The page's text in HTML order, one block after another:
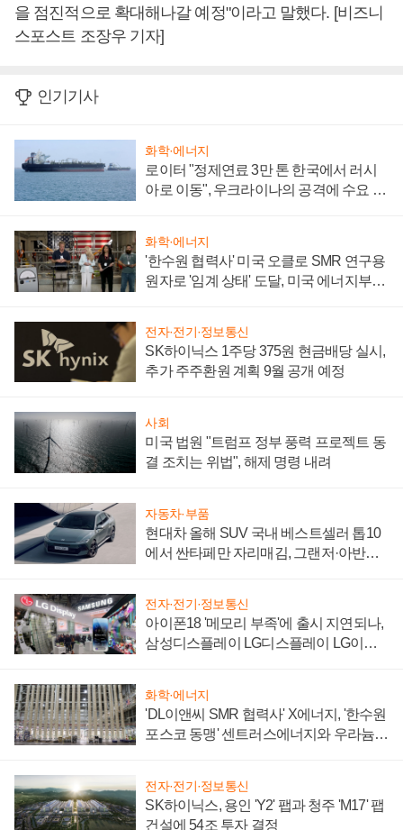
을 점진적으로 확대해나갈 예정"이라고 말했다. [비즈니
스포스트 조장우 기자]
인기기사
화학·에너지
로이터 "정제연료 3만 톤 한국에서 러시
아로 이동", 우크라이나의 공격에 수요 늘
화학·에너지
'한수원 협력사' 미국 오클로 SMR 연구용
원자로 '임계 상태' 도달, 미국 에너지부
전자·전기·정보통신
SK하이닉스 1주당 375원 현금배당 실시,
추가 주주환원 계획 9월 공개 예정
사회
미국 법원 "트럼프 정부 풍력 프로젝트 동
결 조치는 위법", 해제 명령 내려
자동차·부품
현대차 올해 SUV 국내 베스트셀러 톱10
에서 싼타페만 자리매김, 그랜저·아반떼
전자·전기·정보통신
아이폰18 '메모리 부족'에 출시 지연되나,
삼성디스플레이 LG디스플레이 LG이노
화학·에너지
'DL이앤씨 SMR 협력사' X에너지, '한수원
포스코 동맹' 센트러스에너지와 우라늄
전자·전기·정보통신
SK하이닉스, 용인 'Y2' 팹과 청주 'M17' 팹
건설에 54조 투자 결정